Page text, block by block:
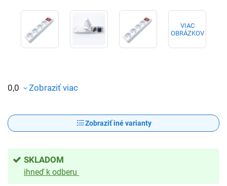
VIAC
OBRÁZKOV
0,0 Zobraziť viac
Zobraziť iné varianty
SKLADOM
ihneď k odberu